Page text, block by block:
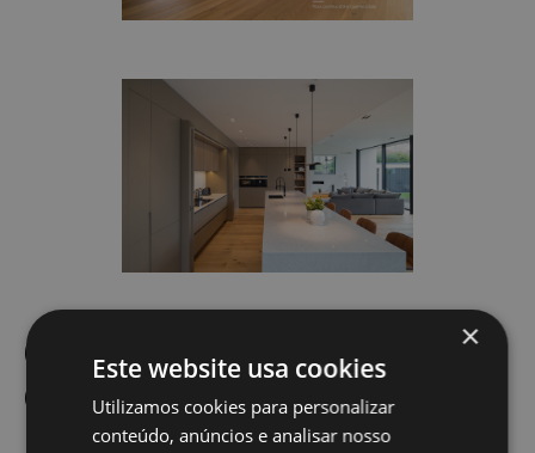
6. Iluminação em
Camadas
×
Este website usa cookies
Utilizamos cookies para personalizar
conteúdo, anúncios e analisar nosso